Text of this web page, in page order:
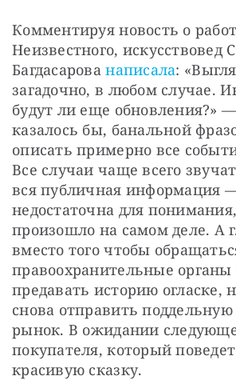
Комментируя новость о
Неизвестного, искусствовед
Багдасарова написала:
загадочно, в любом случае.
будут ли еще обновления?»
казалось бы, банальной
описать примерно все
Все случаи чаще всего
вся публичная информация
недостаточна для
произошло на самом деле. А
вместо того чтобы
правоохранительные
предавать историю огласке,
снова отправить поддельную
рынок. В ожидании
покупателя, который
красивую сказку.